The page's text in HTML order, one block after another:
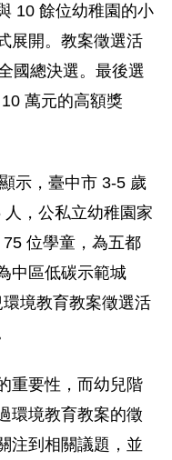
10 餘位幼稚園的小
展開。教案徵選活
國總決選。最後選
萬元的高額獎
示，臺中市 3-5 歲
，公私立幼稚園家
位學童，為五都
中區低碳示範城
境教育教案徵選活
重要性，而幼兒階
環境教育教案的徵
注到相關議題，並